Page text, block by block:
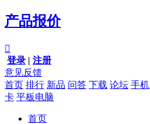
产品报价

登录 | 注册
意见反馈
首页 排行 新品 问答 下载 论坛 手机
卡 平板电脑
首页